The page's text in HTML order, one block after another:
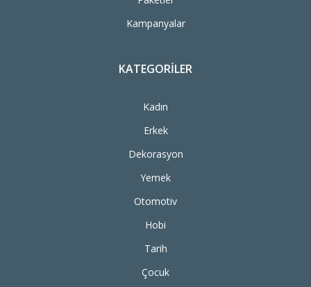
Kampanyalar
KATEGORILER
Kadın
Erkek
Dekorasyon
Yemek
Otomotiv
Hobi
Tarih
Çocuk